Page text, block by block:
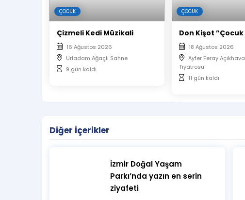
ÇOCUK
Çizmeli Kedi Müzikali
16 Ağustos 2026
Urladam Ağaçlı Sahne
9 gün kaldı
ÇOCUK
18 Ağustos 2026
Ayfer Feray Açıkhava
Tiyatrosu
11 gün kaldı
Diğer İçerikler
İzmir Doğal Yaşam
Parkı’nda yazın en serin
ziyafeti